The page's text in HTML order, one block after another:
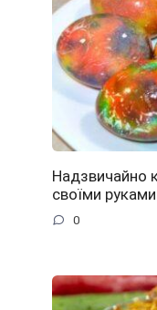
Надзвичайно
своїми руками
0